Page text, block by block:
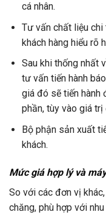
cá nhân.
Tư vấn chất liệu
khách hàng hiểu rõ
Sau khi thống nhất
tư vấn tiến hành
giá đó sẽ tiến hành
phần, tùy vào giá trị
Bộ phận sản xuất
khách.
Mức giá hợp lý và
So với các đơn vị
chăng, phù hợp với